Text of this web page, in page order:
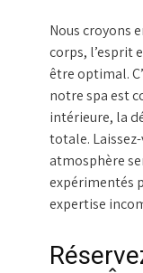
Nous croyons
corps, l’esprit
être optimal.
notre spa est
intérieure, la
totale.
atmosphère
expérimentés
expertise